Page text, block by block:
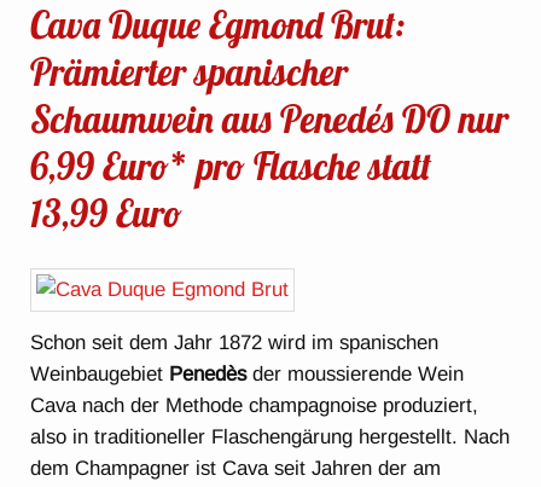
Cava Duque Egmond Brut:
Prämierter spanischer
Schaumwein aus Penedés DO nur
6,99 Euro* pro Flasche statt
13,99 Euro
Schon seit dem Jahr 1872 wird im spanischen
Weinbaugebiet Penedèsder moussierende Wein
Cava nach der Methode champagnoise produziert,
also in traditioneller Flaschengärung hergestellt. Nach
dem Champagner ist Cava seit Jahren der am